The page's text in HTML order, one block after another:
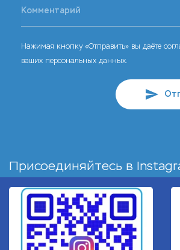
Нажимая кнопку «Отправить» вы даёте
ваших персональных данных.
Присоединяйтесь в